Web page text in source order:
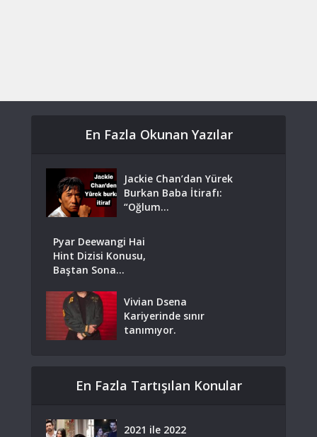
En Fazla Okunan Yazılar
Jackie Chan’dan Yürek
Burkan Baba İtirafı:
“Oğlum...
Pyar Deewangi Hai
Hint Dizisi Konusu,
Baştan Sona...
Vivian Dsena
Kariyerinde sınır
tanımıyor.
En Fazla Tartışılan Konular
2021 ile 2022